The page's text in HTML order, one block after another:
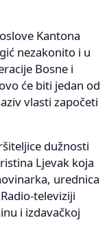
Kantona
nezakonito i u
Bosne i
će biti jedan od
vlasti započeti
dužnosti
Ljevak koja
urednica
televiziji
i izdavačkoj